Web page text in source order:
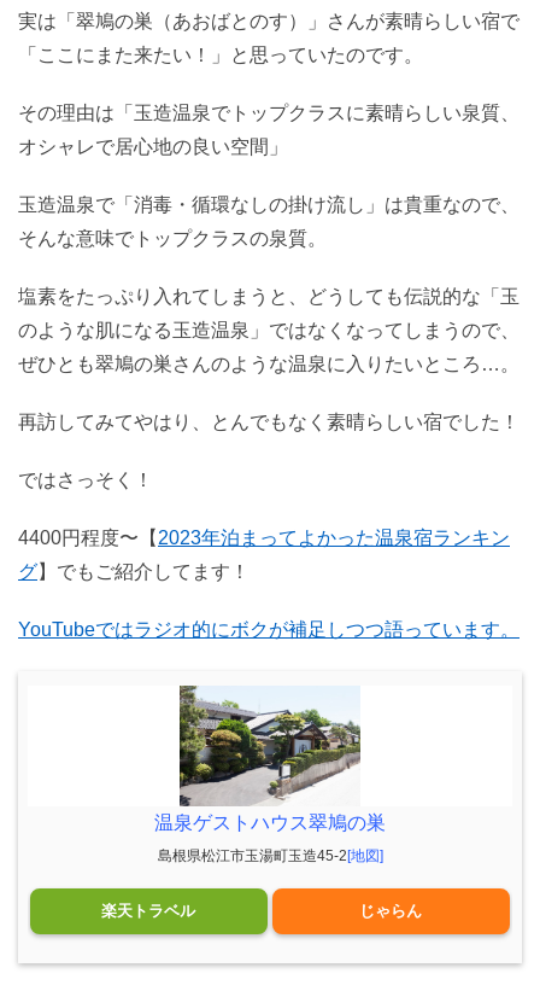
実は「翠鳩の巣（あおばとのす）」さんが素晴らしい宿で
「ここにまた来たい！」と思っていたのです。
その理由は「玉造温泉でトップクラスに素晴らしい泉質、
オシャレで居心地の良い空間」
玉造温泉で「消毒・循環なしの掛け流し」は貴重なので、
そんな意味でトップクラスの泉質。
塩素をたっぷり入れてしまうと、どうしても伝説的な「玉
のような肌になる玉造温泉」ではなくなってしまうので、
ぜひとも翠鳩の巣さんのような温泉に入りたいところ…。
再訪してみてやはり、とんでもなく素晴らしい宿でした！
ではさっそく！
4400円程度〜【 2023年泊まってよかった温泉宿ランキン
グ】でもご紹介してます！
YouTubeではラジオ的にボクが補足しつつ語っています。
温泉ゲストハウス翠鳩の巣
島根県松江市玉湯町玉造45-2[地図]
楽天トラベル じゃらん